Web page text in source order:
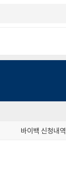
바이백 신청내역